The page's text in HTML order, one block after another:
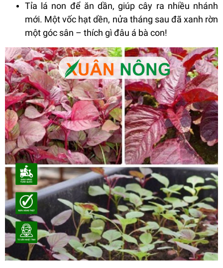
Tỉa lá non để ăn dần, giúp cây ra nhiều nhánh
mới. Một vốc hạt dền, nửa tháng sau đã xanh rờn
một góc sân – thích gì đâu á bà con!